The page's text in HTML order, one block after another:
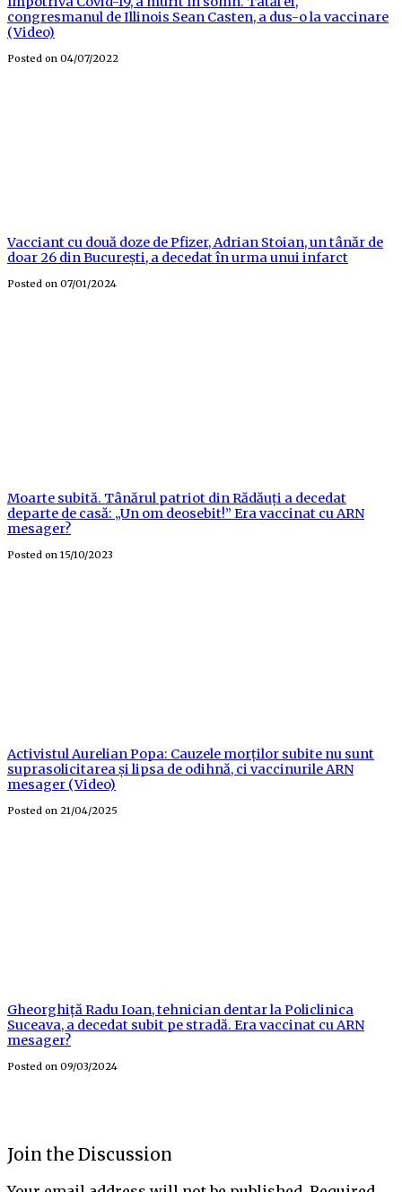
congresmanul de Illinois Sean Casten, a dus-o la vaccinare
(Video)
Posted on 04/07/2022
Vacciant cu două doze de Pfizer, Adrian Stoian, un tânăr de
doar 26 din București, a decedat în urma unui infarct
Posted on 07/01/2024
Moarte subită. Tânărul patriot din Rădăuți a decedat
departe de casă: „Un om deosebit!” Era vaccinat cu ARN
mesager?
Posted on 15/10/2023
Activistul Aurelian Popa: Cauzele morților subite nu sunt
suprasolicitarea și lipsa de odihnă, ci vaccinurile ARN
mesager (Video)
Posted on 21/04/2025
Gheorghiță Radu Ioan, tehnician dentar la Policlinica
Suceava, a decedat subit pe stradă. Era vaccinat cu ARN
mesager?
Posted on 09/03/2024
Join the Discussion